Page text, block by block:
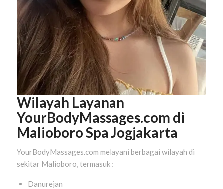
Wilayah Layanan
YourBodyMassages.com di
Malioboro Spa Jogjakarta
YourBodyMassages.com melayani berbagai wilayah di
sekitar Malioboro, termasuk :
Danurejan